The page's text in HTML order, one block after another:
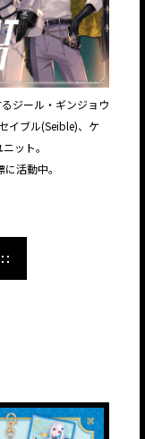
るジール・ギンジョウ
イブル(Seible)、ケ
ット。
活動中。